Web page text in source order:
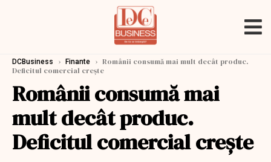
DCBusiness › Finante › Românii consumă mai mult decât produc.
Deficitul comercial crește
Românii consumă mai
mult decât produc.
Deficitul comercial crește